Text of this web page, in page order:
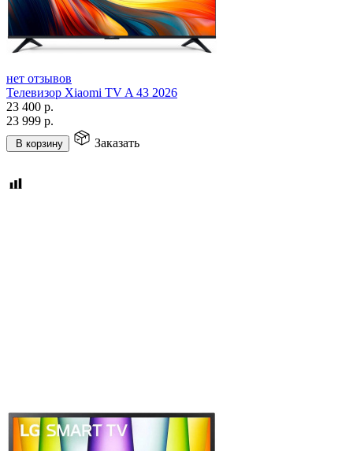
нет отзывов
Телевизор Xiaomi TV A 43 2026
23 400 р.
23 999 р.
В корзину Заказать